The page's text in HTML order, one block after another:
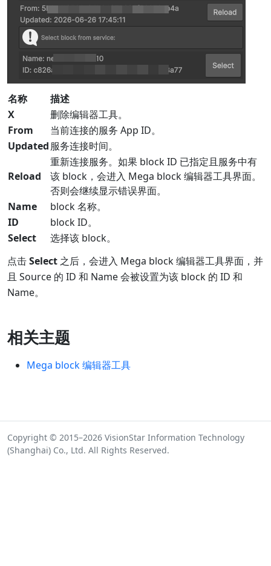
名称
描述
X
删除编辑器工具。
From
当前连接的服务 App ID。
Updated服务连接时间。
Reload
重新连接服务。如果 block ID 已指定且服务中有
该 block，会进入 Mega block 编辑器工具界面。
否则会继续显示错误界面。
Name
block 名称。
ID
block ID。
Select
选择该 block。
点击Select 之后，会进入 Mega block 编辑器工具界面，并
且 Source 的 ID 和 Name 会被设置为该 block 的 ID 和
Name。
相关主题
Mega block 编辑器工具
Copyright © 2015–2026 VisionStar Information Technology
(Shanghai) Co., Ltd. All Rights Reserved.